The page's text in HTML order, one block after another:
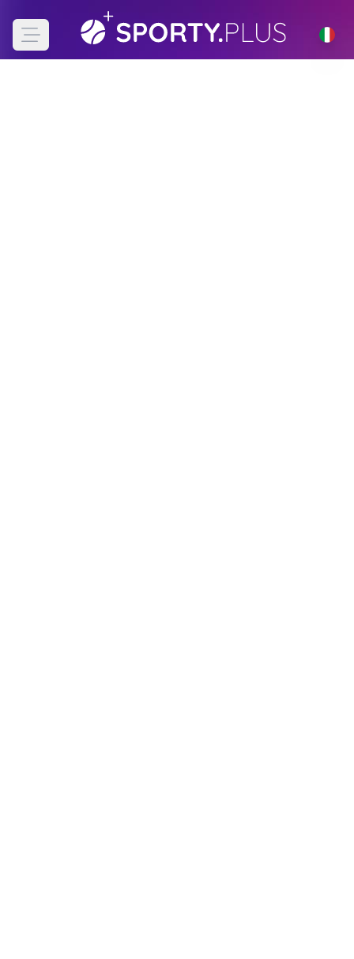
Open main menu